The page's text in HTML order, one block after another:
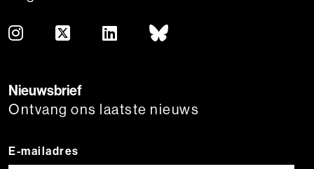
Nieuwsbrief
Ontvang ons laatste nieuws
E-mailadres